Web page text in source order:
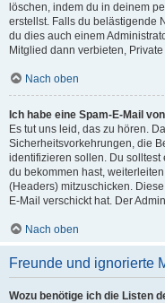
löschen, indem du in deinem
erstellst. Falls du belästigende
du dies auch einem
Mitglied dann verbieten,
Nach oben
Ich habe eine Spam-E-Mail
Es tut uns leid, das zu hören.
Sicherheitsvorkehrungen, die
identifizieren sollen. Du solltest
du bekommen hast,
(Headers) mitzuschicken.
E-Mail verschickt hat. Der
Nach oben
Freunde und ignorierte
Wozu benötige ich die Listen